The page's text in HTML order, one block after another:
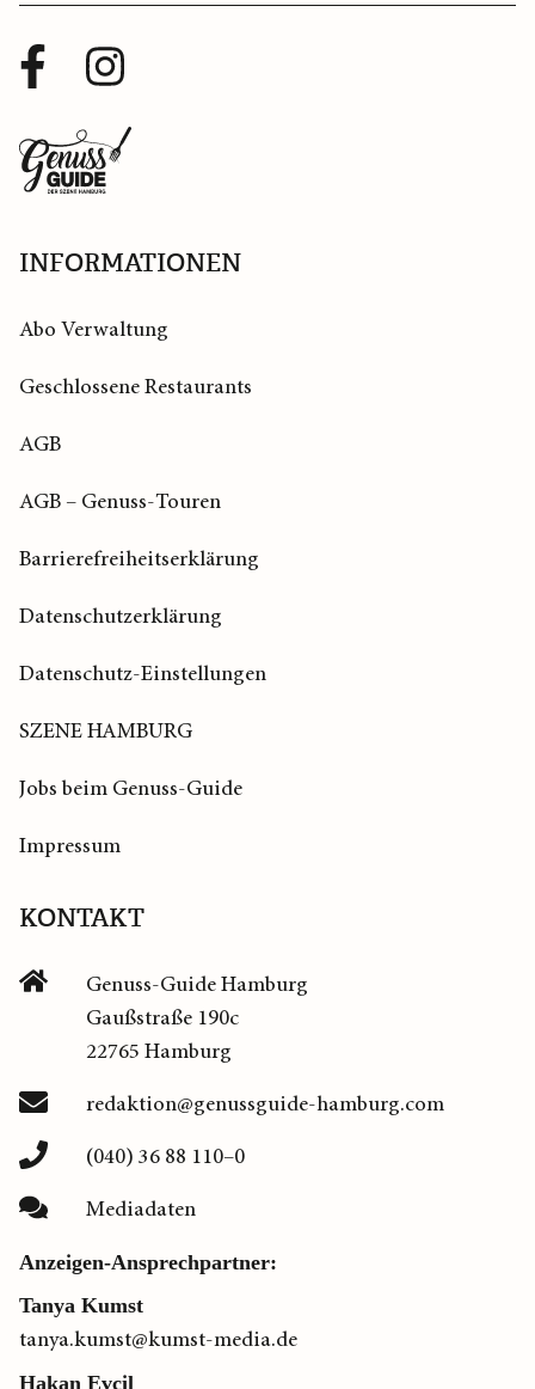
Facebook
Profil
Instagram
Zurück
zur
INFORMATIONEN
Abo Verwaltung
Geschlossene Restaurants
AGB
AGB – Genuss-Touren
Barrierefreiheitserklärung
Datenschutzerklärung
Datenschutz-Einstellungen
SZENE HAMBURG
Jobs beim Genuss-Guide
Impressum
KONTAKT
Genuss-Guide Hamburg
Gaußstraße 190c
22765 Hamburg
redaktion@genussguide-hamburg.com
(040) 36 88 110–0
Mediadaten
Anzeigen-Ansprechpartner:
Tanya Kumst
tanya.kumst@kumst-media.de
Hakan Evcil